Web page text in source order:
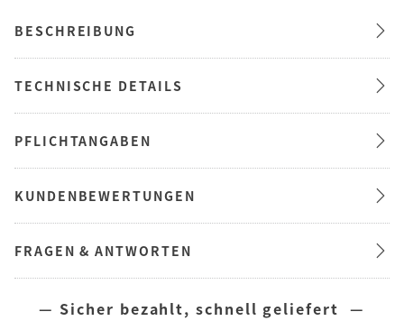
BESCHREIBUNG
TECHNISCHE DETAILS
PFLICHTANGABEN
KUNDENBEWERTUNGEN
FRAGEN & ANTWORTEN
— Sicher bezahlt, schnell geliefert —